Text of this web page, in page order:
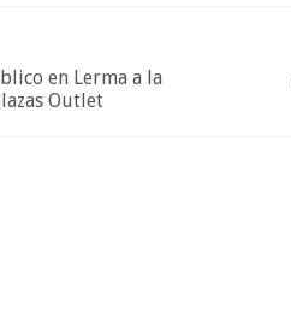
en Lerma a la
Outlet